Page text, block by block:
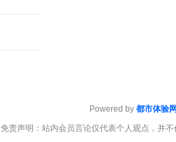
Powered by 都市体验
免责声明：站内会员言论仅代表个人观点，并